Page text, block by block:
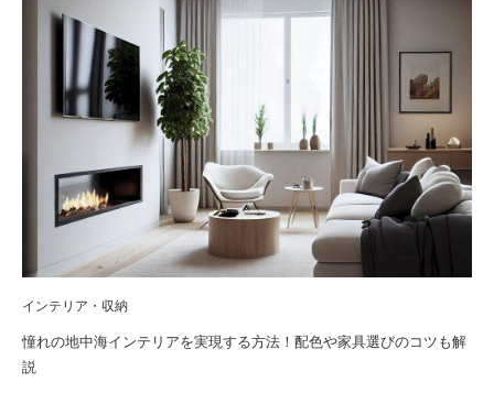
インテリア・収納
憧れの地中海インテリアを実現する方法！配色や家具選びのコツも解
説